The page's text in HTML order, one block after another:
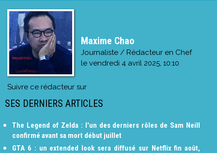
Maxime Chao
Journaliste / Rédacteur en Chef
le vendredi 4 avril 2025, 10:10
Suivre ce rédacteur sur
SES DERNIERS ARTICLES
The Legend of Zelda : l'un des derniers rôles de Sam Neill
confirmé avant sa mort début juillet
GTA 6 : un extended look sera diffusé sur Netflix fin août,